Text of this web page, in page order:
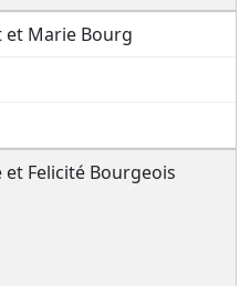
et Marie Bourg
et Felicité Bourgeois